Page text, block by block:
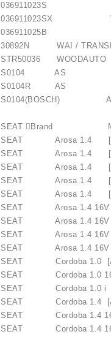
Diodų Plokštė /
10,00 €
30892N WAI /
STR50036 WOODAUTO
S0104 AS
S0104R AS
S0104(BOSCH)
SEAT Brand
SEAT Arosa 1.4
SEAT Arosa 1.4
SEAT Arosa 1.4
SEAT Arosa 1.4
SEAT Arosa 1.4
SEAT Arosa
SEAT Arosa
SEAT Arosa
SEAT Arosa
SEAT Cordoba
SEAT Cordoba
SEAT
SEAT Cordoba
SEAT Cordoba
SEAT Cordoba